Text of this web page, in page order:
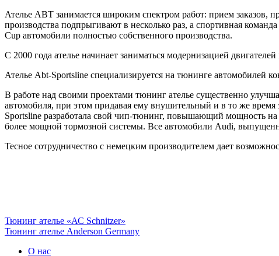
Ателье ABT занимается широким спектром работ: прием
производства подпрыгивают в несколько раз, а спортивная
Cup автомобили полностью собственного производства.
С 2000 года ателье начинает заниматься модернизацией
Ателье Abt-Sportsline специализируется на тюнинге автомобилей
В работе над своими проектами тюнинг ателье существенно
автомобиля, при этом придавая ему внушительный и в то же
Sportsline разработала свой чип-тюнинг, повышающий мощность
более мощной тормозной системы. Все автомобили Audi,
Тесное сотрудничество с немецким производителем дает
Тюнинг ателье «АС Schnitzer»
Тюнинг ателье Anderson Germany
О нас